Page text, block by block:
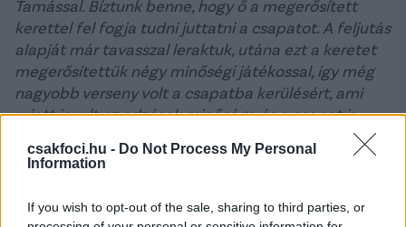
csakfoci.hu - Do Not Process My Personal
Information
If you wish to opt-out of the sale, sharing to third parties, or
Tamással. Bíztunk benne, hogy ő a megerősített
kerettel fel fogja tudni juttatni a csapatot. A feljutás
alapját már tavasszal leraktuk, utána ezt a keretet
megerősítettük négy minőségi játékossal, így még
nagyobb verseny volt a csapatba kerülésért, ami
miatt javult az edzések minősége és a csapat is
jobb lett. Az őszi teljesítményünknek köszönhetjük,
hogy most feljutottunk az élvonalba- fogalmazott
Feczkóval vagy nélküle?